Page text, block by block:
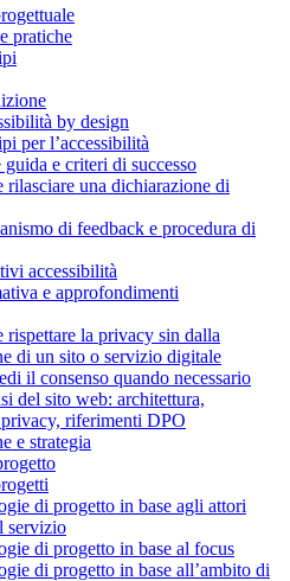
pratiche
by design
per l’accessibilità
e criteri di successo
rilasciare una dichiarazione di
di feedback e procedura di
accessibilità
e approfondimenti
rispettare la privacy sin dalla
di un sito o servizio digitale
il consenso quando necessario
del sito web: architettura,
riferimenti DPO
e strategia
di progetto in base agli attori
servizio
di progetto in base al focus
di progetto in base all’ambito di